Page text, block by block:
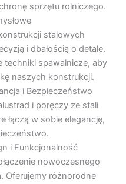
sprzętu rolniczego.
stalowych
i dbałością o detale.
spawalnicze, aby
naszych konstrukcji.
i Bezpieczeństwo
i poręczy ze stali
łączą w sobie elegancję,
i Funkcjonalność
nowoczesnego
Oferujemy różnorodne